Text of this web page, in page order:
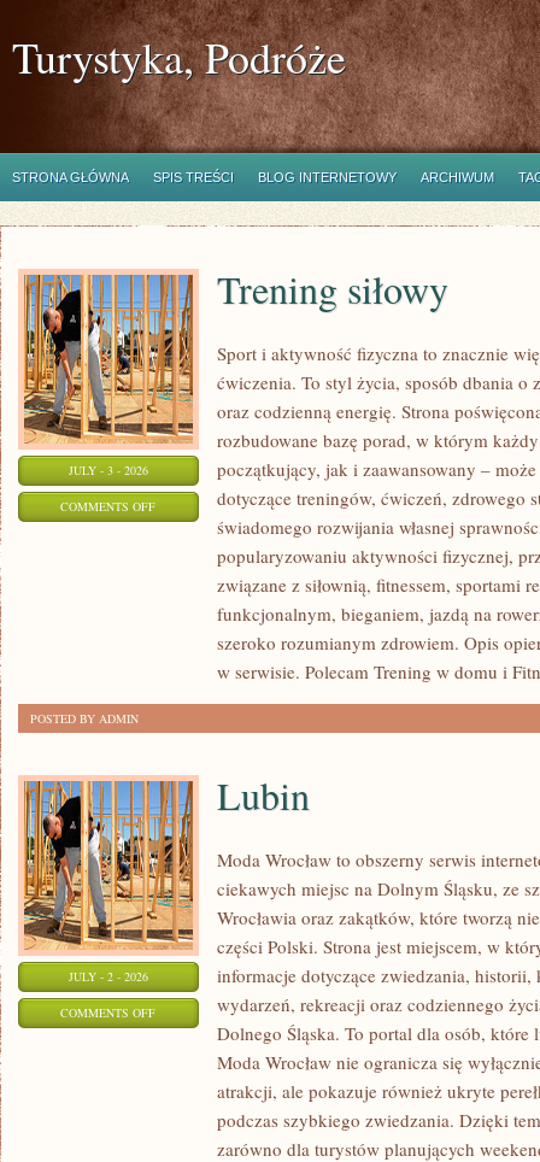
Turystyka, Podróże
STRONA GŁÓWNA SPIS TREŚCI BLOG INTERNETOWY ARCHIWUM
JULY - 3 - 2026
COMMENTS OFFON
Trening siłowy
Sport i aktywność fizyczna to znacznie
ćwiczenia. To styl życia, sposób dbania o
oraz codzienną energię. Strona
rozbudowane bazę porad, w którym
początkujący, jak i zaawansowany –
dotyczące treningów, ćwiczeń, zdrowego
świadomego rozwijania własnej
popularyzowaniu aktywności fizycznej,
związane z siłownią, fitnessem, sportami
funkcjonalnym, bieganiem, jazdą na
szeroko rozumianym zdrowiem. Opis
w serwisie. Polecam Trening w domu i
POSTED BY ADMIN
JULY - 2 - 2026
COMMENTS OFFON
Lubin
Moda Wrocław to obszerny serwis
ciekawych miejsc na Dolnym Śląsku, ze
Wrocławia oraz zakątków, które tworzą
części Polski. Strona jest miejscem, w
informacje dotyczące zwiedzania,
wydarzeń, rekreacji oraz codziennego
Dolnego Śląska. To portal dla osób,
Moda Wrocław nie ogranicza się
atrakcji, ale pokazuje również ukryte
podczas szybkiego zwiedzania. Dzięki
zarówno dla turystów planujących